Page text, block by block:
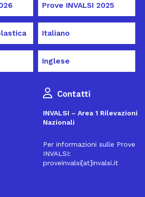
Prove INVALSI 2025
Italiano
Inglese
Contatti
INVALSI – Area 1 Rilevazioni
Nazionali
Per informazioni sulle Prove
INVALSI:
proveinvalsi[at]invalsi.it